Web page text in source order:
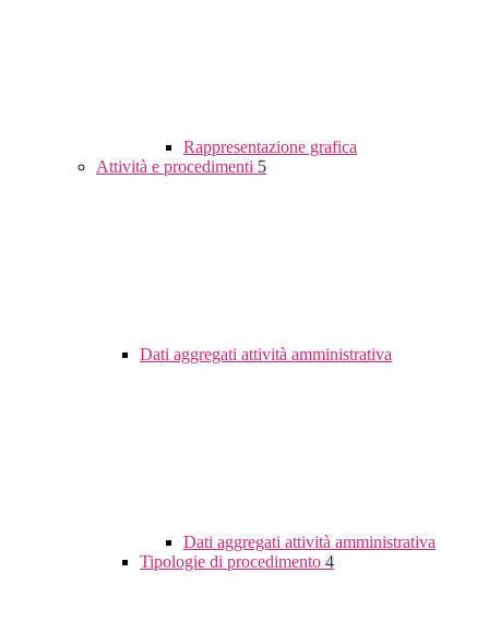
Rappresentazione grafica
Attività e procedimenti 5
Dati aggregati attività amministrativa
Dati aggregati attività amministrativa
Tipologie di procedimento 4